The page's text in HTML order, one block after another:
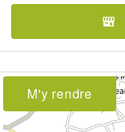
M'y rendre